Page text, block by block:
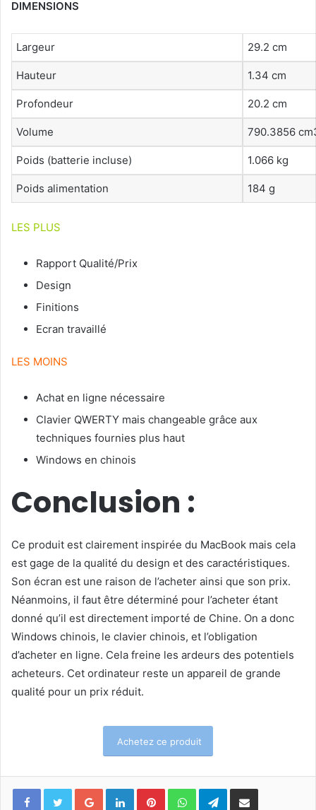
DIMENSIONS
Largeur 29.2 cm
Hauteur 1.34 cm
Profondeur 20.2 cm
Volume 790.3856
Poids (batterie incluse) 1.066 kg
Poids alimentation 184 g
LES PLUS
Rapport Qualité/Prix
Design
Finitions
Ecran travaillé
LES MOINS
Achat en ligne nécessaire
Clavier QWERTY mais changeable grâce aux
techniques fournies plus haut
Windows en chinois
Conclusion :
Ce produit est clairement inspirée du MacBook mais cela
est gage de la qualité du design et des caractéristiques.
Son écran est une raison de l’acheter ainsi que son prix.
Néanmoins, il faut être déterminé pour l’acheter étant
donné qu’il est directement importé de Chine. On a donc
Windows chinois, le clavier chinois, et l’obligation
d’acheter en ligne. Cela freine les ardeurs des potentiels
acheteurs. Cet ordinateur reste un appareil de grande
qualité pour un prix réduit.
Achetez ce produit
FacebookTwitterGoogle+LinkedinPinterestWhatsAppTelegramPartager via mail